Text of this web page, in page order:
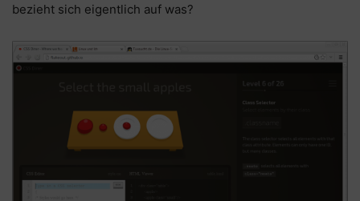
bezieht sich eigentlich auf was?